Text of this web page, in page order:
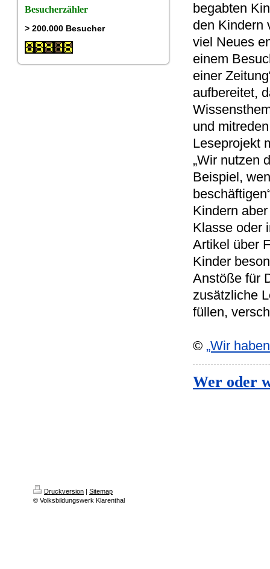
Besucherzähler
> 200.000 Besucher
begabten
den Kindern
viel Neues
einem
einer
aufbereitet,
und
Leseprojekt
„Wir nutzen
Beispiel,
Kindern
Klasse oder
Artikel über
Kinder
Anstöße für
zusätzliche
füllen,
© „Wir
Wer oder
Druckversion | Sitemap
© Volksbildungswerk Klarenthal